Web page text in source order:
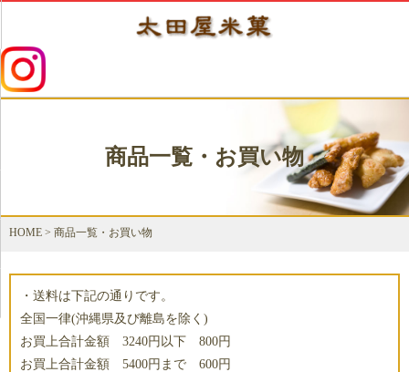
商品一覧・お買い物
HOME > 商品一覧・お買い物
・送料は下記の通りです。
全国一律(沖縄県及び離島を除く)
お買上合計金額 3240円以下 800円
お買上合計金額 5400円まで 600円